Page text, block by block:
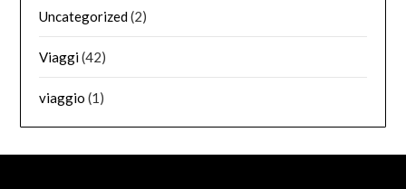
Uncategorized(2)
Viaggi(42)
viaggio (1)